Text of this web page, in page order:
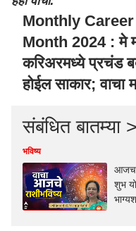
Monthly
Month 2024 : मे
करिअरमध्ये प्रचंड
होईल साकार; वाचा
संबंधित बातम्या
भविष्य
आजचा
शुभ